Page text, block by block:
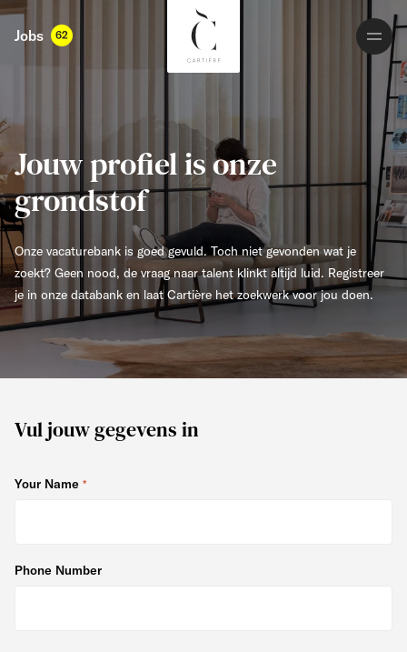
Jobs 62
Jouw profiel is onze
grondstof
Onze vacaturebank is goed gevuld. Toch niet gevonden wat je
zoekt? Geen nood, de vraag naar talent klinkt altijd luid. Registreer
je in onze databank en laat Cartière het zoekwerk voor jou doen.
Vul jouw gegevens in
Your Name
Phone Number
People looking for jobs should not put anything here.